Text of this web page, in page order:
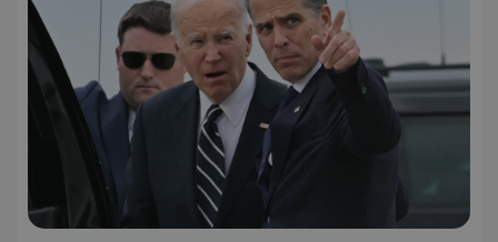
ASP.NET_SessionId
Microsoft Corporation